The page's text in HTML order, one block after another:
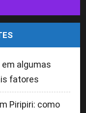
algumas
fatores
Piripiri: como